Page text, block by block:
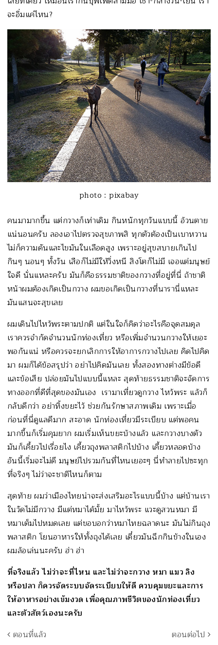
จะอิ่มแค่ไหน?
photo : pixabay
คนมามากขึ้น แต่กวางก็เท่าเดิม กินหนักทุกวันแบบนี้ อ้วนตาย
แน่นอนครับ ลองเอาไปตรวจสุขภาพสิ ทุกตัวต้องเป็นเบาหวาน
ไม่ก็ความดันและไขมันในเลือดสูง เพราะอยู่สุขสบายเกินไป
กินๆ นอนๆ ทั้งวัน เสือก็ไม่มีให้วิ่งหนี สิงโตก็ไม่มี เจอแต่มนุษย์
ใจดี นั่นแหละครับ มันก็คือธรรมชาติของกวางที่อยู่ที่นี่ ถ้าชาติ
หน้าผมต้องเกิดเป็นกวาง ผมขอเกิดเป็นกวางที่นารานี่แหละ
มันแสนจะสุขเลย
ผมเดินไปไหว้พระตามปกติ แต่ในใจก็คิดว่าอะไรคือจุดสมดุล
เราควรจำกัดจำนวนนักท่องเที่ยว หรือเพิ่มจำนวนกวางให้เยอะ
พอกันแน่ หรือควรจะยกเลิกการให้อาการกวางไปเลย คิดไปคิด
มา ผมก็ได้ข้อสรุปว่า อย่าไปคิดมันเลย ทั้งสองทางต่างมีข้อดี
และข้อเสีย ปล่อยมันไปแบบนี้แหละ สุดท้ายธรรมชาติจะจัดการ
ทางออกที่ดีที่สุดของมันเอง เรามาเที่ยวดูกวาง ไหว้พระ แล้วก็
กลับดีกว่า อย่าทิ้งขยะไว้ ช่วยกันรักษาสภาพเดิม เพราะเมื่อ
ก่อนที่นี่ดูแลดีมาก สะอาด นักท่องเที่ยวมีระเบียบ แต่พอคน
มากขึ้นก็เริ่มคุมยาก ผมเริ่มเห็นขยะบ้างแล้ว และกวางบางตัว
มันก็เคี้ยวไปเรื่อยไง เคี้ยวถุงพลาสติกไปบ้าง เคี้ยวหลอดบ้าง
อันนี้เริ่มจะไม่ดี มนุษย์ไปรวมกันที่ไหนเยอะๆ นี่ทำลายไปซะทุก
ที่จริงๆ ไม่ว่าจะชาติไหนก็ตาม
สุดท้าย ผมว่าเมืองไทยน่าจะส่งเสริมอะไรแบบนี้บ้าง แต่บ้านเรา
ในวัดไม่มีกวาง มีแต่หมาได้มั้ย มาไหว้พระ แวะดูสวนหมา มี
หมาเต็มไปหมดเลย แต่ขอบอกว่าหมาไทยฉลาดนะ มันไม่กินถุง
พลาสติก โยนอาหารให้ทั้งถุงได้เลย เดี๋ยวมันฉีกกินข้างในเอง
ผมล้อเล่นนะครับ ฮ่า ฮ่า
ที่จริงแล้ว ไม่ว่าจะที่ไหน และไม่ว่าจะกวาง หมา แมว ลิง
หรือปลา ก็ควรจัดระบบจัดระเบียบให้ดี ควบคุมขยะและการ
ให้อาหารอย่างเข้มงวด เพื่อคุณภาพชีวิตของนักท่องเที่ยว
และตัวสัตว์เองนะครับ
ตอนที่แล้ว
ตอนต่อไป